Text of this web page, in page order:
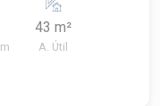
playground,
para
43 m²
A. Útil